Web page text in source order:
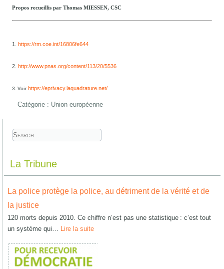
Propos recueillis par Thomas MIESSEN, CSC
1.https://rm.coe.int/16806fe644
2.http://www.pnas.org/content/113/20/5536
3. Voir https://eprivacy.laquadrature.net/
Catégorie : Union européenne
La Tribune
La police protège la police, au détriment de la vérité et de
la justice
120 morts depuis 2010. Ce chiffre n’est pas une statistique : c’est tout
un système qui… Lire la suite